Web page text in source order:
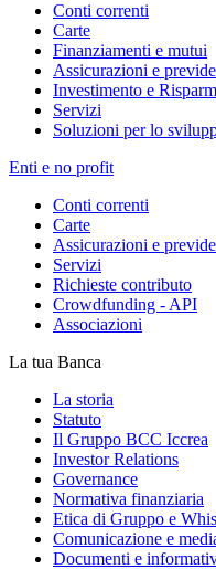
Conti correnti
Carte
Finanziamenti e mutui
Assicurazioni e
Investimento e
Servizi
Soluzioni per lo
Enti e no profit
Conti correnti
Carte
Assicurazioni e
Servizi
Richieste contributo
Crowdfunding - API
Associazioni
La tua Banca
La storia
Statuto
Il Gruppo BCC Iccrea
Investor Relations
Governance
Normativa finanziaria
Etica di Gruppo e
Comunicazione e
Documenti e